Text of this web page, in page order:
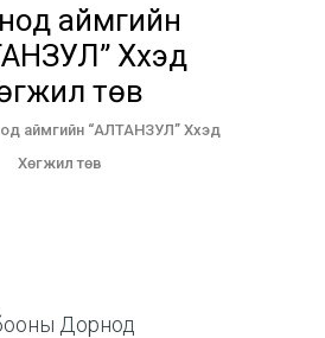
аймгийн
Хүүхэд
төв
аймгийн “АЛТАНЗУЛ” Хүүхэд
Хөгжил төв
Дорнод